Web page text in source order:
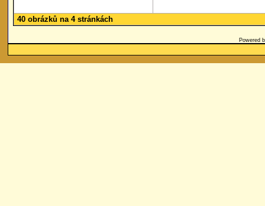
40 obrázků na 4 stránkách
Powered